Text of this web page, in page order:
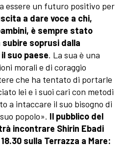
essere un futuro positivo per
a dare voce a chi,
è sempre stato
soprusi dalla
suo paese. La sua è una
morali e di coraggio
che ha tentato di portarle
lei e i suoi cari con metodi
a intaccare il suo bisogno di
popolo». Il pubblico del
incontrare Shirin Ebadi
sulla Terrazza a Mare: